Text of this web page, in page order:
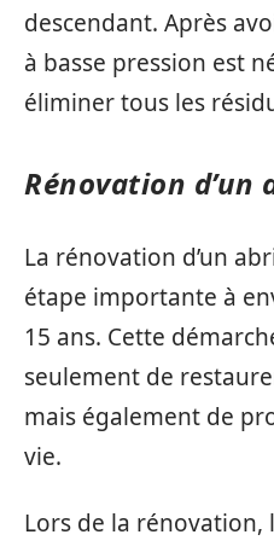
descendant. Après
à basse pression est
éliminer tous les
Rénovation d’un
La rénovation d’un
étape importante à
15 ans. Cette
seulement de
mais également de
vie.
Lors de la